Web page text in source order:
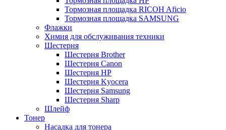
Тормозная площадка RICOH Aficio
Тормозная площадка SAMSUNG
Флажки
Химия для обслуживания техники
Шестерня
Шестерня Brother
Шестерня Canon
Шестерня HP
Шестерня Kyocera
Шестерня Samsung
Шестерня Sharp
Шлейф
Тонер
Насадка для тонера